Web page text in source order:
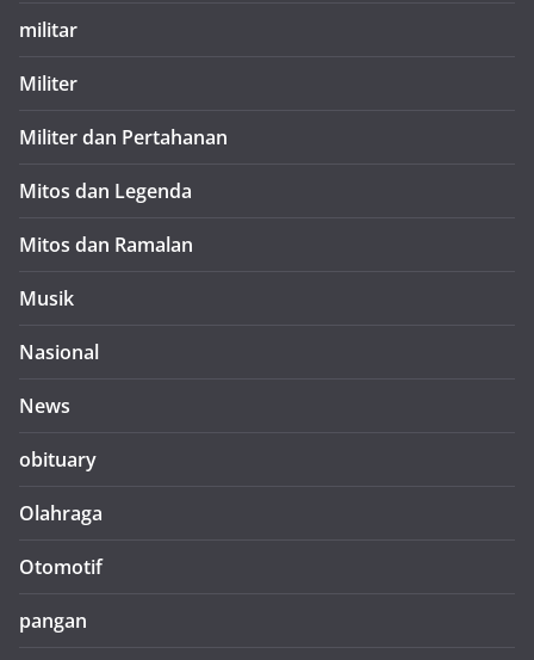
militar
Militer
Militer dan Pertahanan
Mitos dan Legenda
Mitos dan Ramalan
Musik
Nasional
News
obituary
Olahraga
Otomotif
pangan